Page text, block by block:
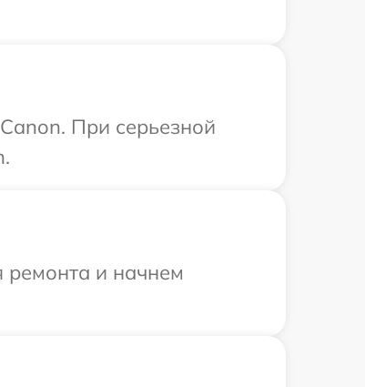
При серьезной
ремонта и начнем